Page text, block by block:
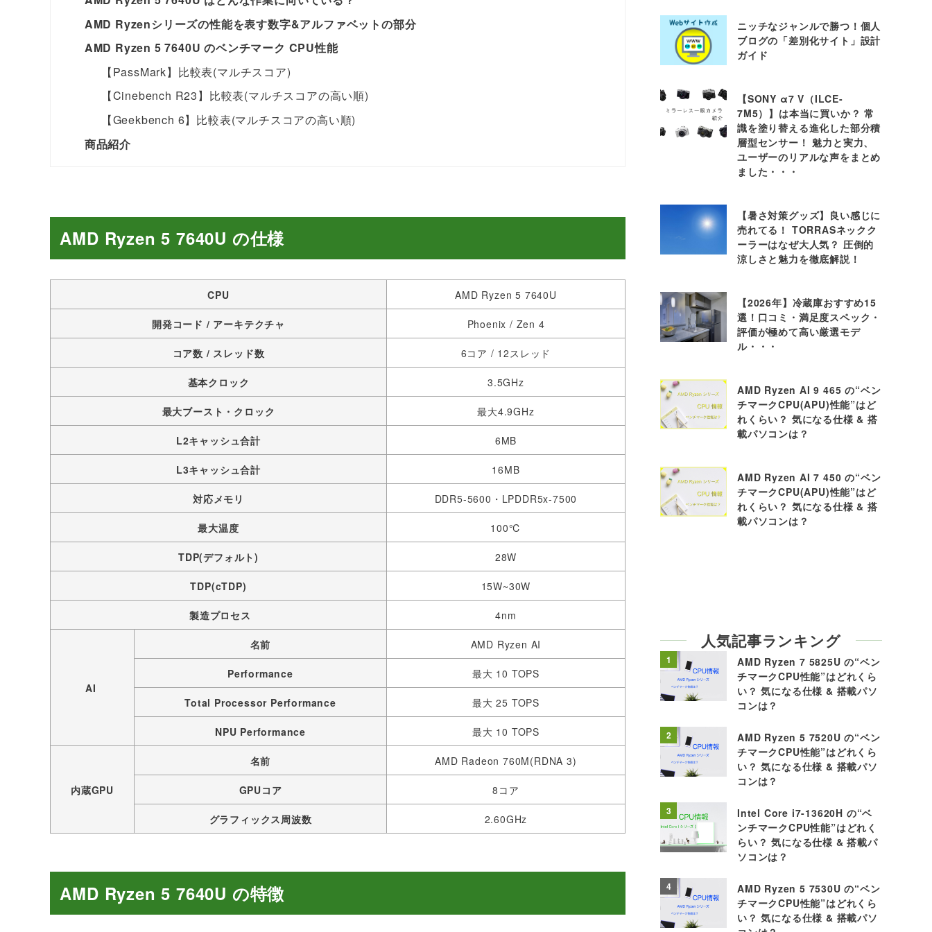
AMD Ryzenシリーズの性能を表す数字&アルファベットの部分
AMD Ryzen 5 7640U のベンチマーク CPU性能
【PassMark】比較表(マルチスコア)
【Cinebench R23】比較表(マルチスコアの高い順)
【Geekbench 6】比較表(マルチスコアの高い順)
商品紹介
AMD Ryzen 5 7640U の仕様
CPU AMD Ryzen 5 7640U
開発コード / アーキテクチャ Phoenix / Zen 4
コア数 / スレッド数 6コア / 12スレッド
基本クロック 3.5GHz
最大ブースト・クロック 最大4.9GHz
L2キャッシュ合計 6MB
L3キャッシュ合計 16MB
対応メモリ DDR5-5600・LPDDR5x-7500
最大温度 100℃
TDP(デフォルト) 28W
TDP(cTDP) 15W~30W
製造プロセス 4nm
AI
名前 AMD Ryzen AI
Performance 最大 10 TOPS
Total Processor Performance 最大 25 TOPS
NPU Performance 最大 10 TOPS
内蔵GPU
名前 AMD Radeon 760M(RDNA 3)
GPUコア 8コア
グラフィックス周波数 2.60GHz
AMD Ryzen 5 7640U の特徴
ニッチなジャンルで勝つ！個人
ブログの「差別化サイト」設計
ガイド
【SONY α7 V（ILCE-
7M5）】は本当に買いか？ 常
識を塗り替える進化した部分積
層型センサー！ 魅力と実力、
ユーザーのリアルな声をまとめ
ました・・・
【暑さ対策グッズ】良い感じに
売れてる！ TORRASネックク
ーラーはなぜ大人気？ 圧倒的
涼しさと魅力を徹底解説！
【2026年】冷蔵庫おすすめ15
選！口コミ・満足度スペック・
評価が極めて高い厳選モデ
ル・・・
AMD Ryzen AI 9 465 の“ベン
チマークCPU(APU)性能”はど
れくらい？ 気になる仕様 & 搭
載パソコンは？
AMD Ryzen AI 7 450 の“ベン
チマークCPU(APU)性能”はど
れくらい？ 気になる仕様 & 搭
載パソコンは？
人気記事ランキング
1
AMD Ryzen 7 5825U の“ベン
チマークCPU性能”はどれくら
い？ 気になる仕様 & 搭載パソ
コンは？
2
AMD Ryzen 5 7520U の“ベン
チマークCPU性能”はどれくら
い？ 気になる仕様 & 搭載パソ
コンは？
3
Intel Core i7-13620H の“ベ
ンチマークCPU性能”はどれく
らい？ 気になる仕様 & 搭載パ
ソコンは？
4
AMD Ryzen 5 7530U の“ベン
チマークCPU性能”はどれくら
い？ 気になる仕様 & 搭載パソ